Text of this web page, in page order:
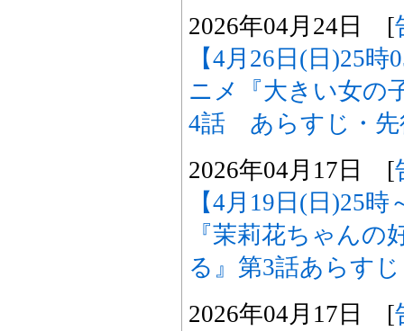
2026年04月24日 [
【4月26日(日)25
ニメ『大きい女の
4話 あらすじ・先
2026年04月17日 [
【4月19日(日)25
『茉莉花ちゃん
る』第3話あらす
2026年04月17日 [